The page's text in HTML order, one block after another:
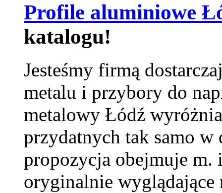
Profile aluminiowe
katalogu!
Jesteśmy firmą
metalu i przybory do
metalowy Łódź
przydatnych tak samo w
propozycja obejmuje m.
oryginalnie wyglądające